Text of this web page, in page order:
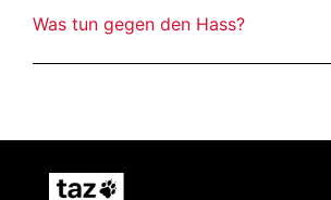
Was tun gegen den Hass?